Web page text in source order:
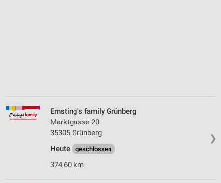
❯
Ernsting's family Grünberg
Marktgasse 20
35305 Grünberg
Heute
geschlossen
374,60 km